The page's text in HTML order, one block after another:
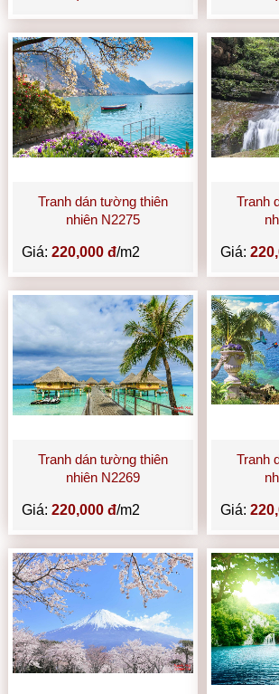
Tranh dán tường thiên
nhiên N2275
Giá:220,000 đ/m2
Tranh
Giá:
Tranh dán tường thiên
nhiên N2269
Giá:220,000 đ/m2
Tranh
Giá: